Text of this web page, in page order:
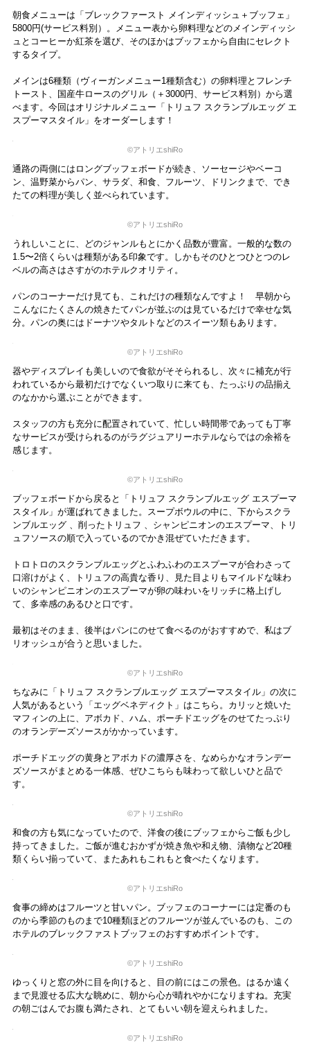
今治で製法された特別なバスローブ。毛足はそれほど長くないのにふ
んわりとしていて、肌にしっとりとなじむような艶と柔らかさがあり
ます。程よい厚みなので羽織っていても動きを邪魔しないのも着心地
のよさを感じさせるポイント。
パジャマはホテルオリジナルで、綿でありながらまるで絹のようなな
めらかな光沢があり肌になじみます。丁寧に縫われた美しい形のシャ
ツとズボンで、体にジャストフィットするくらいのサイズ感。
ーラウンジ の波型のアートデザインとリンクする立涌文（たてわくも
ん）という日本古来の文様をイメージ。綿100%で、肌にあたる部分の
縫い合わせにもこだわるなど、着心地のよさを追求したそうです。
ン、ジャスミンティー、カモミール、ホテルオリジナルの伊勢茶のテ
ィーバッグが用意されています。
の充実ぶりにも驚きます。特に南部鉄器の急須と湯のみスタイルのシ
ルバーのカップの組み合わせは、日本の伝統美を再確認できるベスト
セレクション。